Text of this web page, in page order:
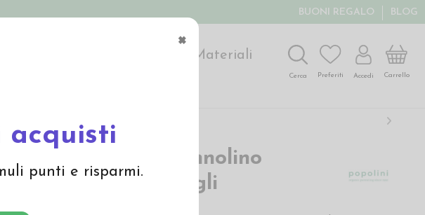
×
acquisti
punti e risparmi.
BUONI REGALO BLOG
Materiali
Cerca Preferiti Accedi Carrello
Popli Veli prepannolino
Popolini - 100 fogli